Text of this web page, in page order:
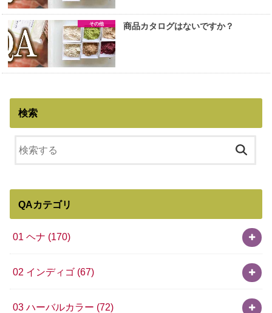
その他 商品カタログはないですか？
検索
QAカテゴリ
01 ヘナ (170)
02 インディゴ (67)
03 ハーバルカラー (72)